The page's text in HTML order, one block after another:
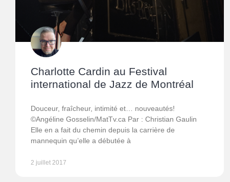
Charlotte Cardin au Festival
international de Jazz de Montréal
Douceur, fraîcheur, intimité et… nouveautés!
©Angéline Gosselin/MatTv.ca Par : Christian Gaulin
Elle en a fait du chemin depuis la carrière de
mannequin qu’elle a débutée à
2 juillet 2017